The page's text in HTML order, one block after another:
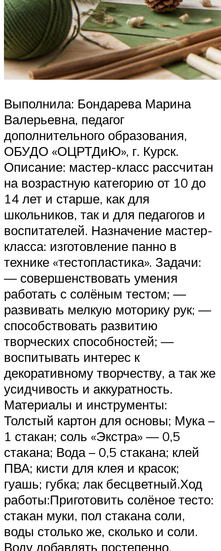
Выполнила: Бондарева Марина
Валерьевна, педагог
дополнительного образования,
ОБУДО «ОЦРТДиЮ», г. Курск.
Описание: мастер-класс рассчитан
на возрастную категорию от 10 до
14 лет и старше, как для
школьников, так и для педагогов и
воспитателей. Назначение мастер-
класса: изготовление панно в
технике «тестопластика». Задачи:
— совершенствовать умения
работать с солёным тестом; —
развивать мелкую моторику рук; —
способствовать развитию
творческих способностей; —
воспитывать интерес к
декоративному творчеству, а так же
усидчивость и аккуратность.
Материалы и инструменты:
Толстый картон для основы; Мука –
1 стакан; соль «Экстра» — 0,5
стакана; Вода – 0,5 стакана; клей
ПВА; кисти для клея и красок;
гуашь; губка; лак бесцветный.Ход
работы:Приготовить солёное тесто:
стакан муки, пол стакана соли,
воды столько же, сколько и соли.
Воду добавлять постепенно.